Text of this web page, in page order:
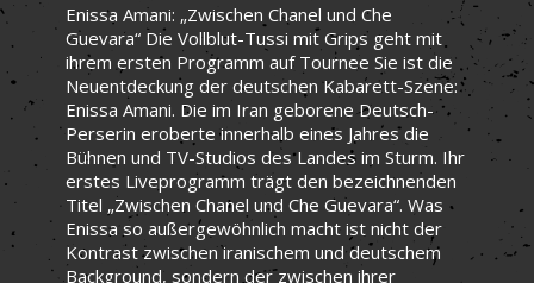
Enissa Amani: „Zwischen Chanel und Che
Guevara“ Die Vollblut-Tussi mit Grips geht mit
ihrem ersten Programm auf Tournee Sie ist die
Neuentdeckung der deutschen Kabarett-Szene:
Enissa Amani. Die im Iran geborene Deutsch-
Perserin eroberte innerhalb eines Jahres die
Bühnen und TV-Studios des Landes im Sturm. Ihr
erstes Liveprogramm trägt den bezeichnenden
Titel „Zwischen Chanel und Che Guevara“. Was
Enissa so außergewöhnlich macht ist nicht der
Kontrast zwischen iranischem und deutschem
Background, sondern der zwischen ihrer